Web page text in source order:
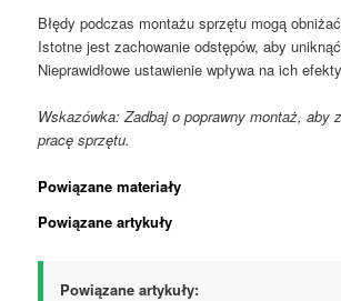
Błędy podczas montażu sprzętu mogą
Istotne jest zachowanie odstępów, aby
Nieprawidłowe ustawienie wpływa na ich
Wskazówka: Zadbaj o poprawny montaż, aby
pracę sprzętu.
Powiązane materiały
Powiązane artykuły
Powiązane artykuły: